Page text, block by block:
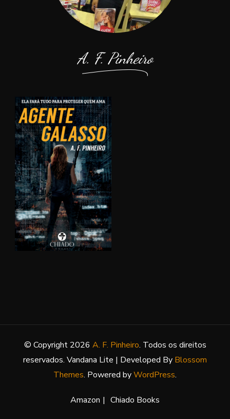
A. F. Pinheiro
© Copyright 2026 A. F. Pinheiro. Todos os direitos
reservados. Vandana Lite | Developed By Blossom
Themes. Powered byWordPress.
Amazon Chiado Books